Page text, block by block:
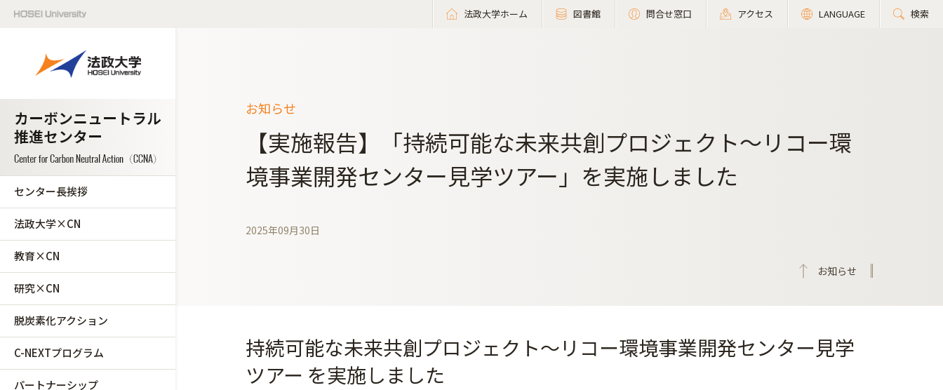
法政大学ホーム 図書館 問合せ窓口 アクセス LANGUAGE 検索
センター長挨拶
法政大学×CN
教育×CN
研究×CN
脱炭素化アクション
C-NEXTプログラム
パートナーシップ
お知らせ
【実施報告】「持続可能な未来共創プロジェクト～リコー環
境事業開発センター見学ツアー」を実施しました
2025年09月30日
お知らせ
持続可能な未来共創プロジェクト～リコー環境事業開発センター見学
ツアー を実施しました